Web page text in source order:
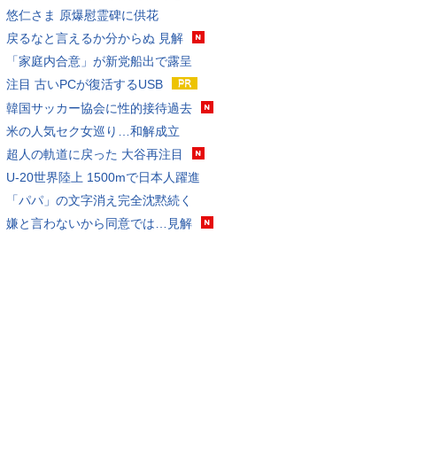
悠仁さま 原爆慰霊碑に供花
戻るなと言えるか分からぬ 見解
「家庭内合意」が新党船出で露呈
注目 古いPCが復活するUSB
韓国サッカー協会に性的接待過去
米の人気セク女巡り…和解成立
超人の軌道に戻った 大谷再注目
U-20世界陸上 1500mで日本人躍進
「パパ」の文字消え完全沈黙続く
嫌と言わないから同意では…見解